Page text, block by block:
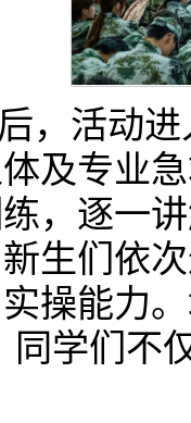
，活动
及专业
，逐一
生们依
操能力
同学们不